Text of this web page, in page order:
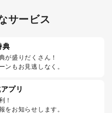
サービス
典
が盛りだくさん！
ンもお見逃しなく。
プリ
！
をお知らせします。